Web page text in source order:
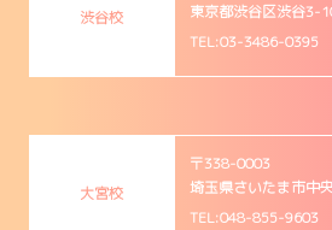
渋谷校
東京都渋谷区渋谷3-
TEL:03-3486-0395
大宮校
〒338-0003
埼玉県さいたま市中
TEL:048-855-9603